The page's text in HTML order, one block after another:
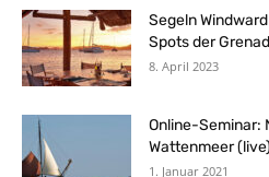
Segeln
Spots der
8. April 2023
Online-Seminar:
Wattenmeer (live)
1. Januar 2021